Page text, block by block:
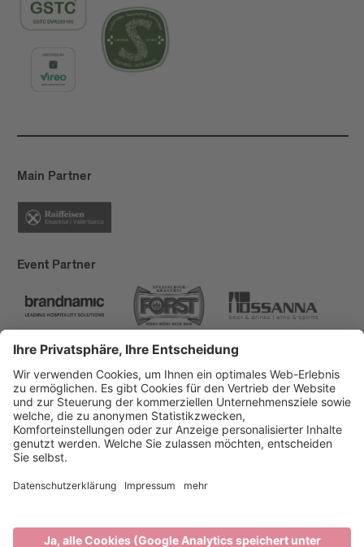
Main Partner
Event Partner
Brixen Tourismus
Privacy
Impressum
Förderungen
produced by